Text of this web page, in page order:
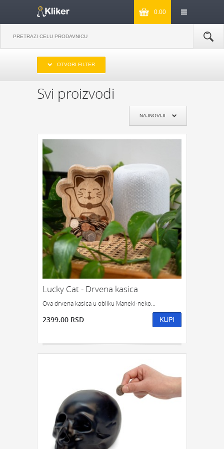
0.00
PREKO 3000
IZABERITE PROIZVOĐAČA
DYNOMIGHTY
NPW
KIKKERLAND
POKLON JE ZA:
POKLON ZA MAMU POKLON ZA TATU
POKLON ZA BAKU POKLON ZA DEKU
POKLON ZA DRUGA POKLON ZA DRUGARICU
POKLON ZA DEVOJKU NEKOGA KO IMA SVE
POKLON ZA ĆERKU POKLON ZA DEČKA
POKLON ZA SINA
KOJOM ZGODOM:
POKLON ZA GODIŠNJICU
ODMOR I OPUŠTANJE
POKLON TREBA DA BUDE:
FENSI POKLON KIČ POKLON
KLASIČAN POKLON SIMBOLIČAN POKLON
OZBILJAN POKLON POTPUNO NEOZBILJAN
OTVORI FILTER
Svi proizvodi
NAJNOVIJI
Lucky Cat - Drvena kasica
Ova drvena kasica u obliku Maneki-neko...
2399.00 RSD KUPI